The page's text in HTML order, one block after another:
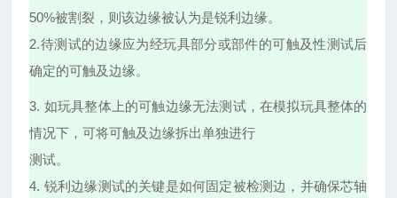
50%被割裂，则该边缘被认为是锐利边缘。
2.待测试的边缘应为经玩具部分或部件的可触及性测试后
确定的可触及边缘。
3. 如玩具整体上的可触边缘无法测试，在模拟玩具整体的
情况下，可将可触及边缘拆出单独进行
测试。
4. 锐利边缘测试的关键是如何固定被检测边，并确保芯轴